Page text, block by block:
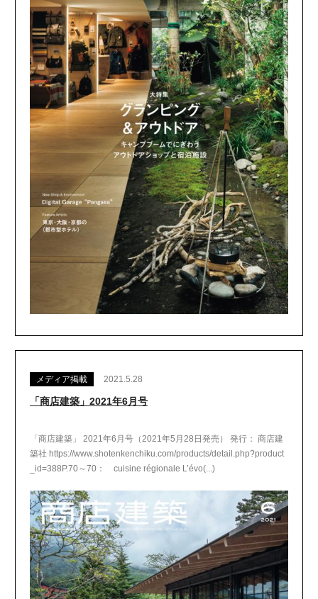
メディア掲載 2021.5.28
「商店建築」2021年6月号
「商店建築」 2021年6月号（2021年5月28日発売） 発行： 商店建
築社 https://www.shotenkenchiku.com/products/detail.php?product
_id=388P.70～70： cuisine régionale L’évo(...)